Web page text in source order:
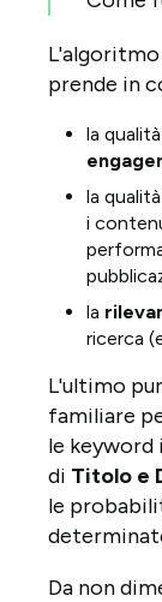
prende in
la
la
i
la
ricerca
L'ultimo
familiare
le keyword
di Titolo e
le
Da non